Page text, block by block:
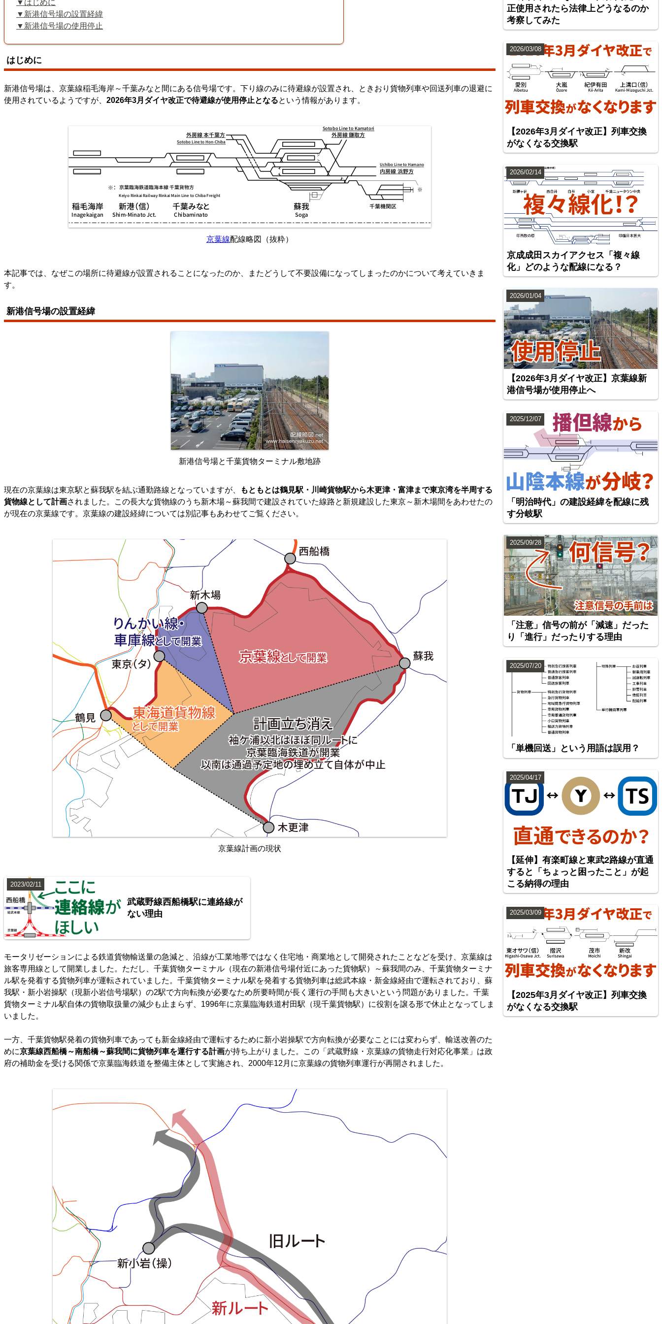
はじめに
新港信号場の設置経緯
新港信号場の使用停止
はじめに
新港信号場は、京葉線稲毛海岸～千葉みなと間にある信号場です。下り線のみに待避線が設置され、ときおり貨物列車や回送列車の退避に
使用されているようですが、 2026年3月ダイヤ改正で待避線が使用停止となるという情報があります。
京葉線配線略図（抜粋）
本記事では、なぜこの場所に待避線が設置されることになったのか、またどうして不要設備になってしまったのかについて考えていきま
す。
新港信号場の設置経緯
新港信号場と千葉貨物ターミナル敷地跡
現在の京葉線は東京駅と蘇我駅を結ぶ通勤路線となっていますが、
もともとは鶴見駅・川崎貨物駅から木更津・富津まで東京湾を半周する
貨物線として計画されました。この長大な貨物線のうち新木場～蘇我間で建設されていた線路と新規建設した東京～新木場間をあわせたの
が現在の京葉線です。京葉線の建設経緯については別記事もあわせてご覧ください。
京葉線計画の現状
武蔵野線西船橋駅に連絡線が
ない理由
2023/02/11
モータリゼーションによる鉄道貨物輸送量の急減と、沿線が工業地帯ではなく住宅地・商業地として開発されたことなどを受け、京葉線は
旅客専用線として開業しました。ただし、千葉貨物ターミナル（現在の新港信号場付近にあった貨物駅）～蘇我間のみ、千葉貨物ターミナ
ル駅を発着する貨物列車が運転されていました。千葉貨物ターミナル駅を発着する貨物列車は総武本線・新金線経由で運転されており、蘇
我駅・新小岩操駅（現新小岩信号場駅）の2駅で方向転換が必要なため所要時間が長く運行の手間も大きいという問題がありました。千葉
貨物ターミナル駅自体の貨物取扱量の減少も止まらず、1996年に京葉臨海鉄道村田駅（現千葉貨物駅）に役割を譲る形で休止となってしま
いました。
一方、千葉貨物駅発着の貨物列車であっても新金線経由で運転するために新小岩操駅で方向転換が必要なことには変わらず、輸送改善のた
めに京葉線西船橋～南船橋～蘇我間に貨物列車を運行する計画が持ち上がりました。この「武蔵野線・京葉線の貨物走行対応化事業」は政
府の補助金を受ける関係で京葉臨海鉄道を整備主体として実施され、2000年12月に京葉線の貨物列車運行が再開されました。
正使用されたら法律上どうなるのか
考察してみた
【2026年3月ダイヤ改正】列車交換
がなくなる交換駅
2026/03/08
京成成田スカイアクセス「複々線
化」どのような配線になる？
2026/02/14
【2026年3月ダイヤ改正】京葉線新
港信号場が使用停止へ
2026/01/04
「明治時代」の建設経緯を配線に残
す分岐駅
2025/12/07
「注意」信号の前が「減速」だった
り「進行」だったりする理由
2025/09/28
「単機回送」という用語は誤用？
2025/07/20
【延伸】有楽町線と東武2路線が直通
すると「ちょっと困ったこと」が起
こる納得の理由
2025/04/17
【2025年3月ダイヤ改正】列車交換
がなくなる交換駅
2025/03/09